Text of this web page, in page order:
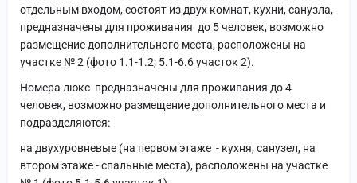
отдельным входом, состоят из двух комнат, кухни, санузла,
предназначены для проживания до 5 человек, возможно
размещение дополнительного места, расположены на
участке № 2 (фото 1.1-1.2; 5.1-6.6 участок 2).
Номера люкс предназначены для проживания до 4
человек, возможно размещение дополнительного места и
подразделяются:
на двухуровневые (на первом этаже - кухня, санузел, на
втором этаже - спальные места), расположены на участке